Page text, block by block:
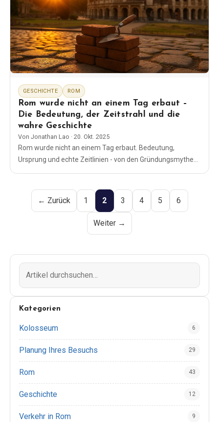
GESCHICHTE ROM
Rom wurde nicht an einem Tag erbaut –
Die Bedeutung, der Zeitstrahl und die
wahre Geschichte
Von Jonathan Lao · 20. Okt. 2025
Rom wurde nicht an einem Tag erbaut. Bedeutung,
Ursprung und echte Zeitlinien - von den Gründungsmythen
← Zurück 1 2 3 4 5 6
Weiter →
Kategorien
Kolosseum 6
Planung Ihres Besuchs 29
Rom 43
Geschichte 12
Verkehr in Rom 9